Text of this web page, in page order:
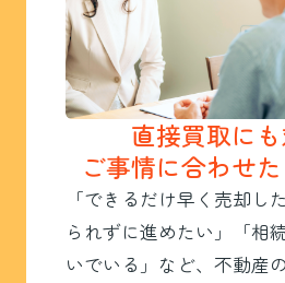
直接買取にも
ご事情に合わせた
「できるだけ早く売却し
られずに進めたい」「相
いでいる」など、不動産